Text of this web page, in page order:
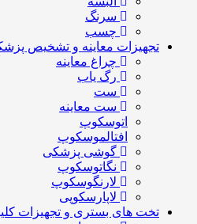
سرنگ
چسب
تجهیزات معاینه و تشخیص
چراغ معاینه
رگ یاب
ست
ست معاینه
اتوسکوپ
افتالموسکوپ
گوشی پزشکی
نگاتوسکوپ
لارنگوسکوپ
لاپارسکوپی
تخت های بستری و تجهیزات